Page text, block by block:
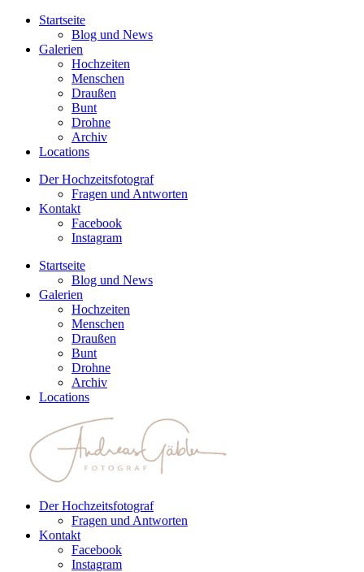
Startseite
Blog und News
Galerien
Hochzeiten
Menschen
Draußen
Bunt
Drohne
Archiv
Locations
Der Hochzeitsfotograf
Fragen und Antworten
Kontakt
Facebook
Instagram
Startseite
Blog und News
Galerien
Hochzeiten
Menschen
Draußen
Bunt
Drohne
Archiv
Locations
Der Hochzeitsfotograf
Fragen und Antworten
Kontakt
Facebook
Instagram